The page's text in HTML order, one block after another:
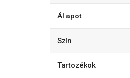
Állapot
Szín
Tartozékok